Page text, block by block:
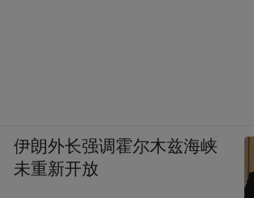
伊朗外长强调霍尔木兹海峡
未重新开放